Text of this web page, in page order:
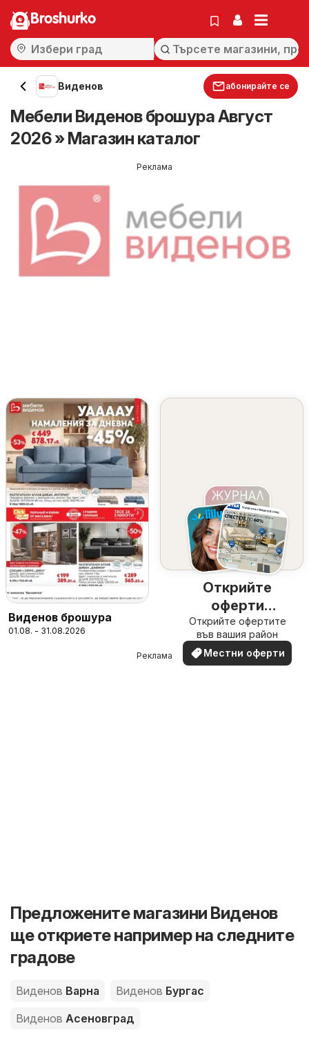
Broshurko
Виденов абонирайте се
Мебели Виденов брошура Август
2026 » Магазин каталог
Реклама
Виденов брошура
01.08. - 31.08.2026
Открийте
оферти
наблизо
Открийте офертите
във вашия район
Местни оферти
Реклама
Предложените магазини Виденов
ще откриете например на следните
градове
Виденов Варна Виденов Бургас
Виденов Асеновград